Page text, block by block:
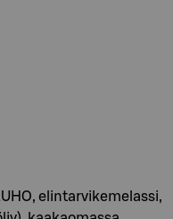
elintarvikemelassi,